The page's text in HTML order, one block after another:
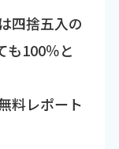
四捨五入の
も100％と
料レポート